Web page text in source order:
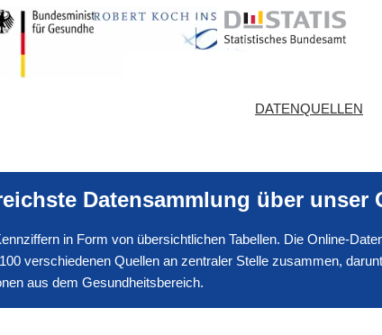
DATENQUELLEN
Datensammlung über unser
in Form von übersichtlichen Tabellen. Die Online-
verschiedenen Quellen an zentraler Stelle zusammen,
aus dem Gesundheitsbereich.